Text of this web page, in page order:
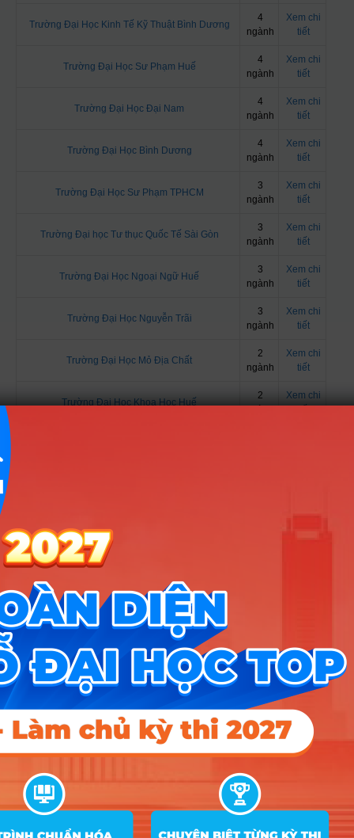
Trường Đại Học Kinh Tế Kỹ Thuật Bình Dương
4
ngành
Xem chi
tiết
Trường Đại Học Sư Phạm Huế
4
ngành
Xem chi
tiết
Trường Đại Học Đại Nam
4
ngành
Xem chi
tiết
Trường Đại Học Bình Dương
4
ngành
Xem chi
tiết
Trường Đại Học Sư Phạm TPHCM
3
ngành
Xem chi
tiết
Trường Đại học Tư thục Quốc Tế Sài Gòn
3
ngành
Xem chi
tiết
Trường Đại Học Ngoại Ngữ Huế
3
ngành
Xem chi
tiết
Trường Đại Học Nguyễn Trãi
3
ngành
Xem chi
tiết
Trường Đại Học Mỏ Địa Chất
2
ngành
Xem chi
tiết
Trường Đại Học Khoa Học Huế
2
Xem chi
Trường Đại Học Sư Phạm Kỹ Thuật Vĩnh Long
Trường Đại Học Điện Lực
Trường Đại Học Hải Dương
Trường Đại Học Tây Bắc
2
ngành
Xem chi
tiết
Trường Đại Học Tây Đô
2
ngành
Xem chi
Đại Học Phenikaa
1
Xem chi
tiết
Trường Đại Học Y Tế Công Cộng
ngành
ngành
tiết